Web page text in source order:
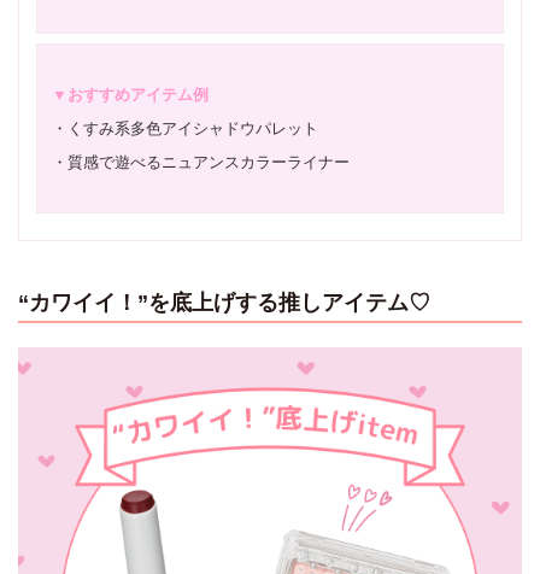
▼おすすめアイテム例
・くすみ系多色アイシャドウパレット
・質感で遊べるニュアンスカラーライナー
“カワイイ！”を底上げする推しアイテム♡